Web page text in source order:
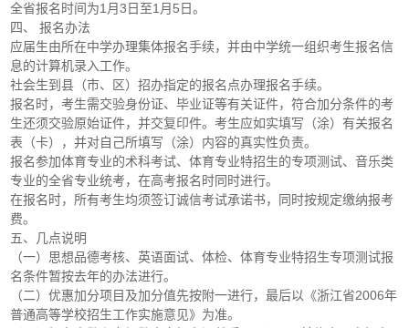
全省报名时间为1月3日至1月5日。
四、 报名办法
应届生由所在中学办理集体报名手续，并由中学统一组织考生报名信
息的计算机录入工作。
社会生到县（市、区）招办指定的报名点办理报名手续。
报名时，考生需交验身份证、毕业证等有关证件，符合加分条件的考
生还须交验原始证件，并交复印件。考生应如实填写（涂）有关报名
表（卡），并对自己所填写（涂）内容的真实性负责。
报名参加体育专业的术科考试、体育专业特招生的专项测试、音乐类
专业的全省专业统考，在高考报名时同时进行。
在报名时，所有考生均须签订诚信考试承诺书，同时按规定缴纳报考
费。
五、几点说明
（一）思想品德考核、英语面试、体检、体育专业特招生专项测试报
名条件暂按去年的办法进行。
（二）优惠加分项目及加分值先按附一进行，最后以《浙江省2006年
普通高等学校招生工作实施意见》为准。